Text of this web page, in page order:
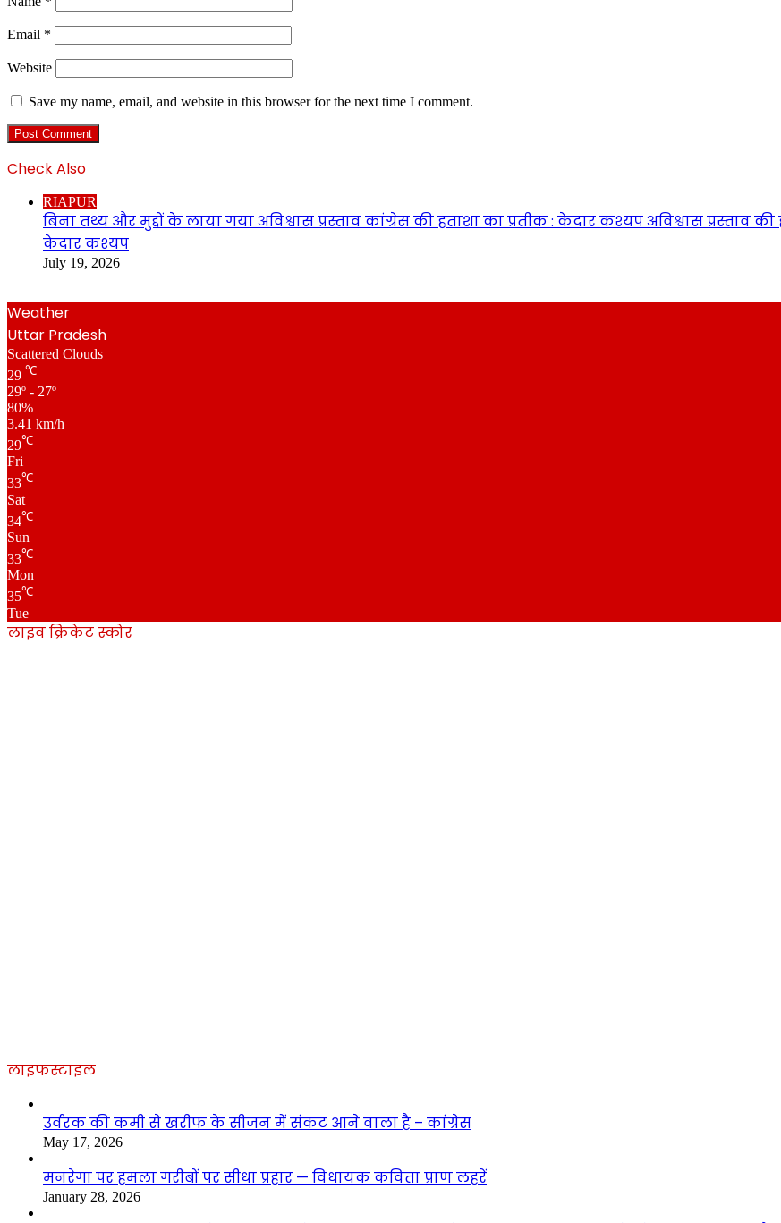
Email *
Website
Save my name, email, and website in this browser for the next time I comment.
Check Also
RIAPUR
बिना तथ्य और मुद्दों के लाया गया अविश्वास प्रस्ताव कांग्रेस की हताशा का प्रतीक : केदार कश्यप अविश्वास प्रस्ताव
केदार कश्यप
July 19, 2026
Weather
Uttar Pradesh
Scattered Clouds
29 ℃
29º - 27º
80%
3.41 km/h
29℃
Fri
33℃
Sat
34℃
Sun
33℃
Mon
35℃
Tue
लाइव क्रिकेट स्कोर
लाइफस्टाइल
उर्वरक की कमी से खरीफ के सीजन में संकट आने वाला है – कांग्रेस
May 17, 2026
मनरेगा पर हमला गरीबों पर सीधा प्रहार — विधायक कविता प्राण लहरें
January 28, 2026